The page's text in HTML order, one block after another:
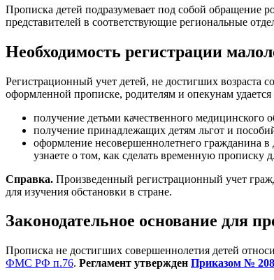
Прописка детей подразумевает под собой обращение
представителей в соответствующие региональные
Необходимость регистрации
Регистрационный учет детей, не достигших возраста
оформленной прописке, родителям и опекунам
получение детьми качественного медицинского
получение принадлежащих детям льгот и
оформление несовершеннолетнего гражданина
узнаете о том, как сделать временную прописку
Справка. Произведенный регистрационный учет
для изучения обстановки в стране.
Законодательное основание для
Прописка не достигших совершеннолетия детей
ФМС РФ п.76. Регламент утвержден Приказом №